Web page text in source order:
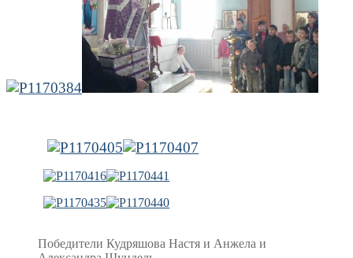
Победители Кудряшова Настя и Анжела и